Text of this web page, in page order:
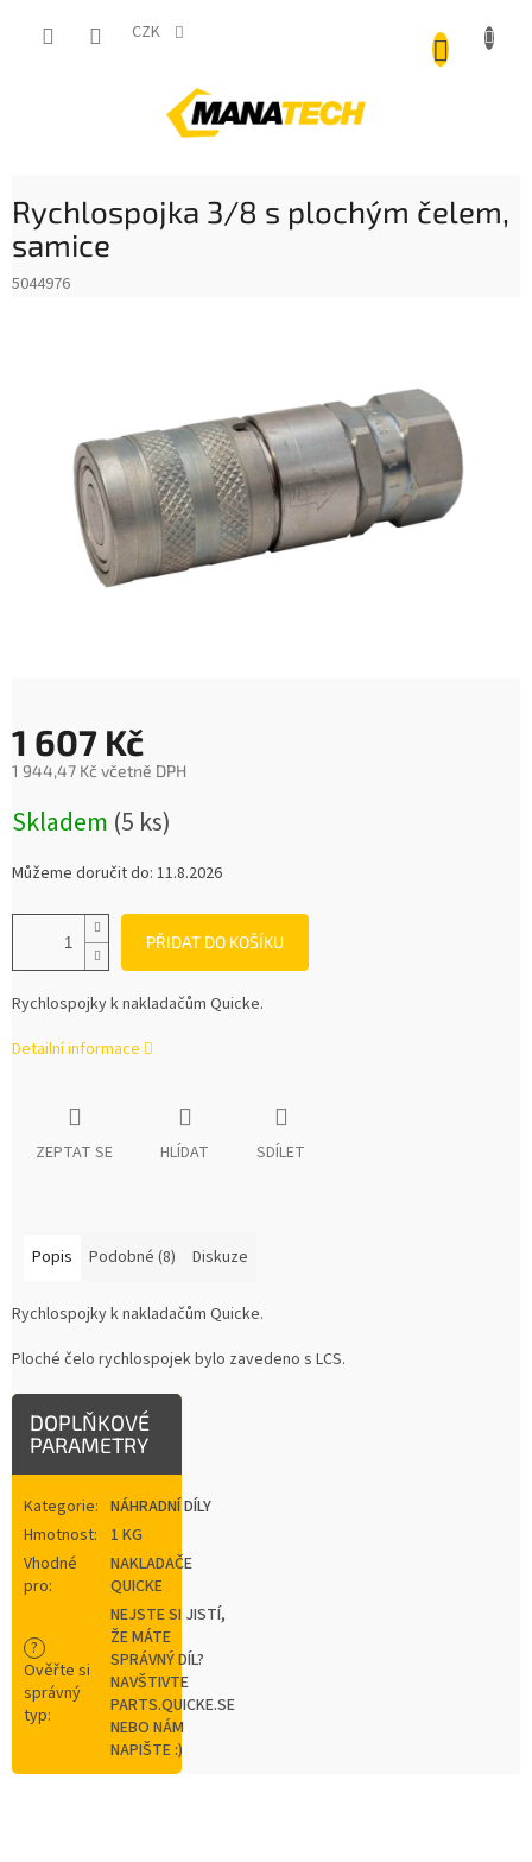
CZK
Rychlospojka 3/8 s plochým čelem,
samice
5044976
1 607 Kč
1 944,47 Kč včetně DPH
cena:
Skladem (5 ks)
Můžeme doručit do: 11.8.2026
PŘIDAT DO KOŠÍKU
Rychlospojky k nakladačům Quicke.
Detailní informace
ZEPTAT SE HLÍDAT SDÍLET
Popis Podobné (8) Diskuze
Rychlospojky k nakladačům Quicke.
Ploché čelo rychlospojek bylo zavedeno s LCS.
DOPLŇKOVÉ
PARAMETRY
Kategorie: NÁHRADNÍ DÍLY
Hmotnost:
1 KG
Vhodné
pro:
NAKLADAČE
QUICKE
?
Ověřte si
správný
typ:
NEJSTE SI JISTÍ,
ŽE MÁTE
SPRÁVNÝ DÍL?
NAVŠTIVTE
PARTS.QUICKE.SE
NEBO NÁM
NAPIŠTE :)